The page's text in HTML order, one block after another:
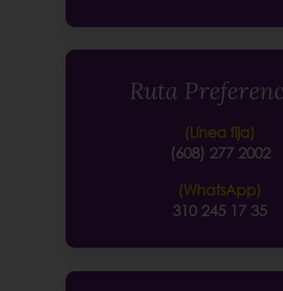
Ruta
(Línea fija)
(608) 277 2002
(WhatsApp)
310 245 17 35